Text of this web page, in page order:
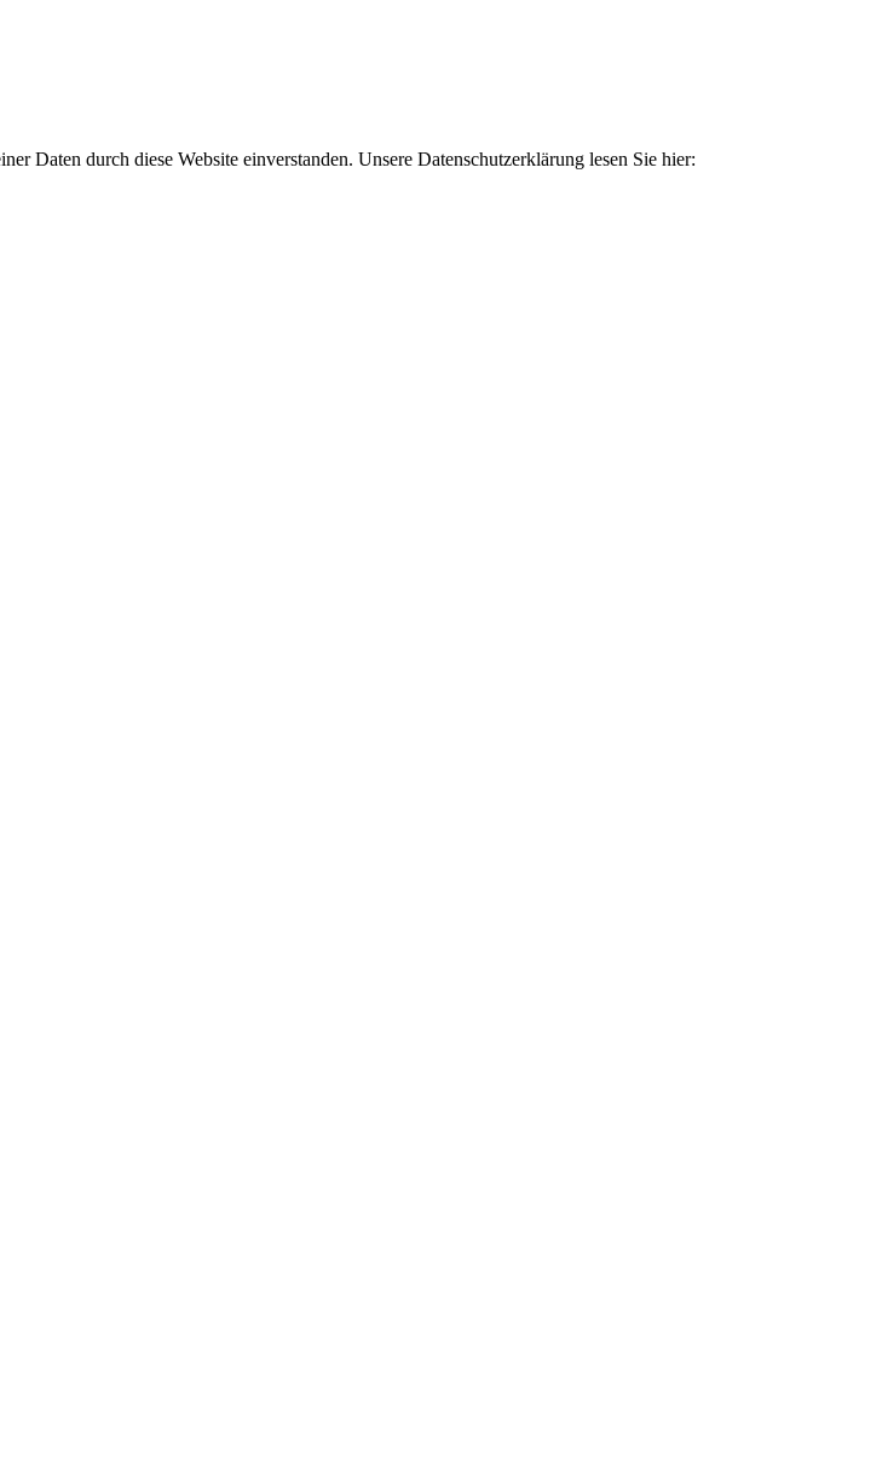
Daten durch diese Website einverstanden. Unsere Datenschutzerklärung lesen Sie hier: